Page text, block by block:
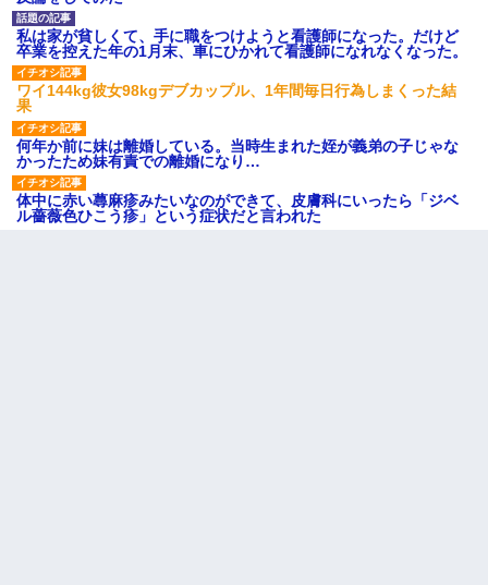
私は家が貧しくて、手に職をつけようと看護師になった。だけど
卒業を控えた年の1月末、車にひかれて看護師になれなくなった。
ワイ144kg彼女98kgデブカップル、1年間毎日行為しまくった結
果
何年か前に妹は離婚している。当時生まれた姪が義弟の子じゃな
かったため妹有責での離婚になり…
体中に赤い蕁麻疹みたいなのができて、皮膚科にいったら「ジベ
ル薔薇色ひこう疹」という症状だと言われた